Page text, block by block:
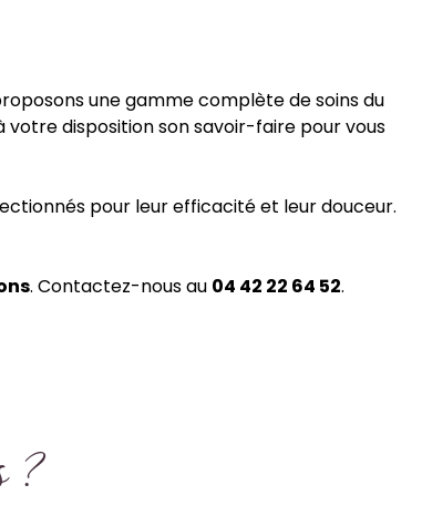
une gamme complète de soins du
votre disposition son savoir-faire pour vous
pour leur efficacité et leur douceur.
. Contactez-nous au 04 42 22 64 52.
?